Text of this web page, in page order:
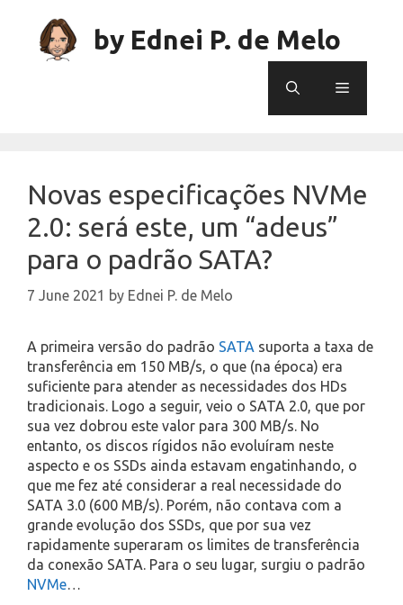
content
by Ednei P. de Melo
Menu
Novas especificações NVMe
2.0: será este, um “adeus”
para o padrão SATA?
7 June 2021 by Ednei P. de Melo
A primeira versão do padrão SATA suporta a taxa de
transferência em 150 MB/s, o que (na época) era
suficiente para atender as necessidades dos HDs
tradicionais. Logo a seguir, veio o SATA 2.0, que por
sua vez dobrou este valor para 300 MB/s. No
entanto, os discos rígidos não evoluíram neste
aspecto e os SSDs ainda estavam engatinhando, o
que me fez até considerar a real necessidade do
SATA 3.0 (600 MB/s). Porém, não contava com a
grande evolução dos SSDs, que por sua vez
rapidamente superaram os limites de transferência
da conexão SATA. Para o seu lugar, surgiu o padrão
NVMe…